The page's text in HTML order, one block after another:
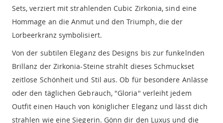
Sets, verziert mit strahlenden Cubic Zirkonia, sind eine
Hommage an die Anmut und den Triumph, die der
Lorbeerkranz symbolisiert.
Von der subtilen Eleganz des Designs bis zur funkelnden
Brillanz der Zirkonia-Steine strahlt dieses Schmuckset
zeitlose Schönheit und Stil aus. Ob für besondere Anlässe
oder den täglichen Gebrauch, "Gloria" verleiht jedem
Outfit einen Hauch von königlicher Eleganz und lässt dich
strahlen wie eine Siegerin. Gönn dir den Luxus und die